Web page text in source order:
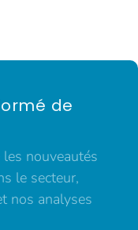
de
nouveautés
le secteur,
nos analyses